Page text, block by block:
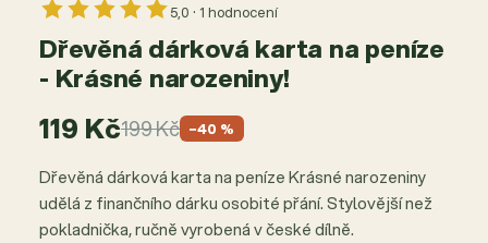
5,0 · 1 hodnocení
Dřevěná dárková karta na peníze
- Krásné narozeniny!
119 Kč199 Kč −40 %
Dřevěná dárková karta na peníze Krásné narozeniny
udělá z finančního dárku osobité přání. Stylovější než
pokladnička, ručně vyrobená v české dílně.